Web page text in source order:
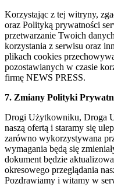
Korzystając z tej witryny,
oraz Polityką prywatności
przetwarzanie Twoich
korzystania z serwisu oraz
plikach cookies
pozostawianych w czasie
firmę NEWS PRESS.
7. Zmiany Polityki
Drogi Użytkowniku, Droga
naszą ofertą i staramy się
zarówno wykorzystywana
wymagania będą się
dokument będzie
okresowego przeglądania
Pozdrawiamy i witamy w